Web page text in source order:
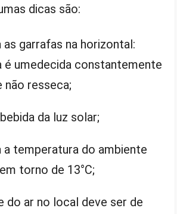
dicas são:
as garrafas na horizontal:
é umedecida constantemente
não resseca;
da luz solar;
a temperatura do ambiente
torno de 13°C;
do ar no local deve ser de